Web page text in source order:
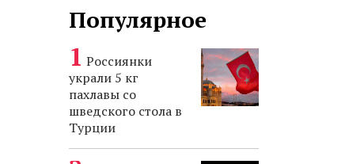
Популярное
Россиянки
украли 5 кг
пахлавы со
шведского стола в
Турции